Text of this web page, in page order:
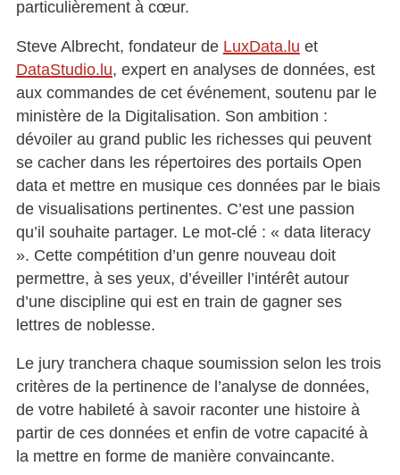
particulièrement à cœur.
Steve Albrecht, fondateur de LuxData.lu et
DataStudio.lu, expert en analyses de données, est
aux commandes de cet événement, soutenu par le
ministère de la Digitalisation. Son ambition :
dévoiler au grand public les richesses qui peuvent
se cacher dans les répertoires des portails Open
data et mettre en musique ces données par le biais
de visualisations pertinentes. C’est une passion
qu’il souhaite partager. Le mot-clé : « data literacy
». Cette compétition d’un genre nouveau doit
permettre, à ses yeux, d’éveiller l’intérêt autour
d’une discipline qui est en train de gagner ses
lettres de noblesse.
Le jury tranchera chaque soumission selon les trois
critères de la pertinence de l’analyse de données,
de votre habileté à savoir raconter une histoire à
partir de ces données et enfin de votre capacité à
la mettre en forme de manière convaincante.